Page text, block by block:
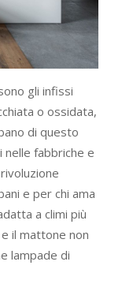
gli infissi
o ossidata,
di questo
nelle fabbriche e
e per chi ama
a climi più
il mattone non
lampade di